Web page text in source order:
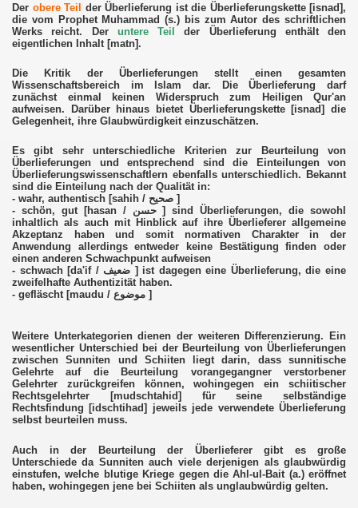
Der obere Teil
der Überlieferung ist die Überlieferungskette [isnad],
die vom Prophet Muhammad (s.) bis zum Autor des schriftlichen
Werks reicht. Der untere Teil
der Überlieferung enthält den
eigentlichen Inhalt [matn].
Die Kritik der Überlieferungen stellt einen gesamten
Wissenschaftsbereich im Islam dar. Die Überlieferung darf
zunächst einmal keinen Widerspruch zum Heiligen Qur'an
aufweisen. Darüber hinaus bietet Überlieferungskette [isnad] die
Gelegenheit, ihre Glaubwürdigkeit einzuschätzen.
Es gibt sehr unterschiedliche Kriterien zur Beurteilung von
Überlieferungen und entsprechend sind die Einteilungen von
Überlieferungswissenschaftlern ebenfalls unterschiedlich. Bekannt
sind die Einteilung nach der Qualität in:
- wahr, authentisch [sahih / صحيح ]
- schön, gut [hasan / حسن ] sind Überlieferungen, die sowohl
inhaltlich als auch mit Hinblick auf ihre Überlieferer allgemeine
Akzeptanz haben und somit normativen Charakter in der
Anwendung allerdings entweder keine Bestätigung finden oder
einen anderen Schwachpunkt aufweisen
- schwach [da'if / ضعيف ] ist dagegen eine Überlieferung, die eine
zweifelhafte Authentizität haben.
- gefläscht [maudu / موضوع ]
Weitere Unterkategorien dienen der weiteren Differenzierung. Ein
wesentlicher Unterschied bei der Beurteilung von Überlieferungen
zwischen Sunniten und Schiiten liegt darin, dass sunnitische
Gelehrte auf die Beurteilung vorangegangner verstorbener
Gelehrter zurückgreifen können, wohingegen ein schiitischer
Rechtsgelehrter [mudschtahid] für seine selbständige
Rechtsfindung [idschtihad] jeweils jede verwendete Überlieferung
selbst beurteilen muss.
Auch in der Beurteilung der Überlieferer gibt es große
Unterschiede da Sunniten auch viele derjenigen als glaubwürdig
einstufen, welche blutige Kriege gegen die Ahl-ul-Bait (a.) eröffnet
haben, wohingegen jene bei Schiiten als unglaubwürdig gelten.
und Lobpreisungen